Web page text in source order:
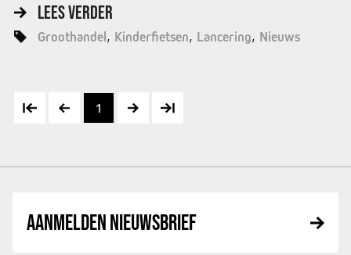
LEES VERDER
Groothandel Kinderfietsen Lancering Nieuws
1
AANMELDEN NIEUWSBRIEF